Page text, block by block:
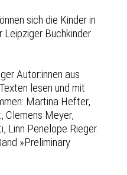
sich die Kinder in
Buchkinder
Autor:innen aus
lesen und mit
Martina Hefter,
Clemens Meyer,
Linn Penelope Rieger.
»Preliminary